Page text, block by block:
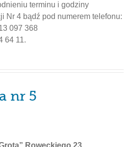
terminu i godziny
Nr 4 bądź pod numerem telefonu:
097 368
64 11.
nr 5
Roweckiego 23